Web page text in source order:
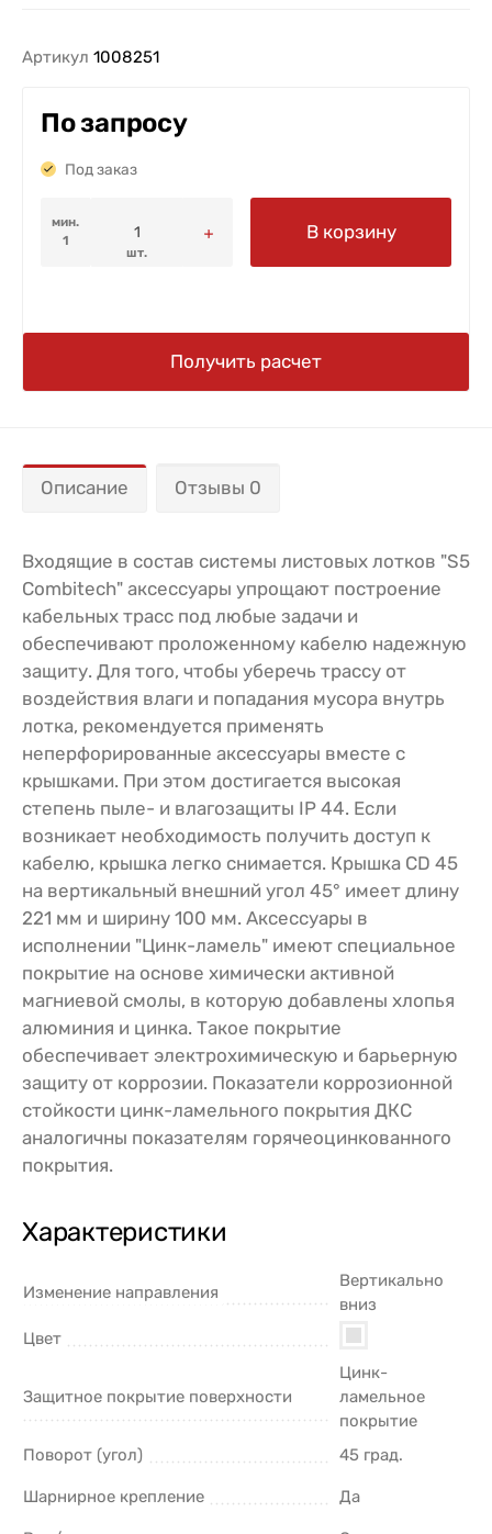
Артикул 1008251
По запросу
Под заказ
мин.
1
шт.
В корзину
Получить расчет
Описание Отзывы 0
Входящие в состав системы листовых лотков "S5
Combitech" аксессуары упрощают построение
кабельных трасс под любые задачи и
обеспечивают проложенному кабелю надежную
защиту. Для того, чтобы уберечь трассу от
воздействия влаги и попадания мусора внутрь
лотка, рекомендуется применять
неперфорированные аксессуары вместе с
крышками. При этом достигается высокая
степень пыле- и влагозащиты IP 44. Если
возникает необходимость получить доступ к
кабелю, крышка легко снимается. Крышка CD 45
на вертикальный внешний угол 45° имеет длину
221 мм и ширину 100 мм. Аксессуары в
исполнении "Цинк-ламель" имеют специальное
покрытие на основе химически активной
магниевой смолы, в которую добавлены хлопья
алюминия и цинка. Такое покрытие
обеспечивает электрохимическую и барьерную
защиту от коррозии. Показатели коррозионной
стойкости цинк-ламельного покрытия ДКС
аналогичны показателям горячеоцинкованного
покрытия.
Характеристики
Изменение направления
Вертикально
вниз
Цвет
Защитное покрытие поверхности
Цинк-
ламельное
покрытие
Поворот (угол)
45 град.
Шарнирное крепление Да